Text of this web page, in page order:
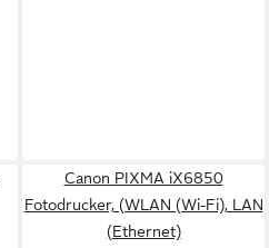
Canon PIXMA iX6850
Fotodrucker, (WLAN (Wi-Fi), LAN
(Ethernet)